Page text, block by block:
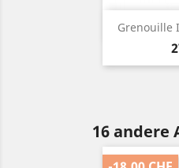
Grenouille

16 andere